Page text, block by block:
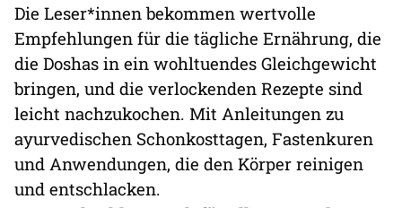
Die Leser*innen bekommen wertvolle
Empfehlungen für die tägliche Ernährung, die
die Doshas in ein wohltuendes Gleichgewicht
bringen, und die verlockenden Rezepte sind
leicht nachzukochen. Mit Anleitungen zu
ayurvedischen Schonkosttagen, Fastenkuren
und Anwendungen, die den Körper reinigen
und entschlacken.